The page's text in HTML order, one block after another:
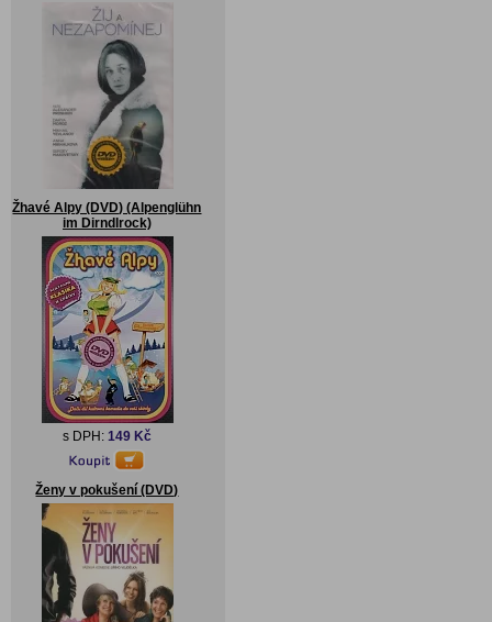
Žhavé Alpy (DVD) (Alpenglühn
im Dirndlrock)
s DPH: 149 Kč
Ženy v pokušení (DVD)